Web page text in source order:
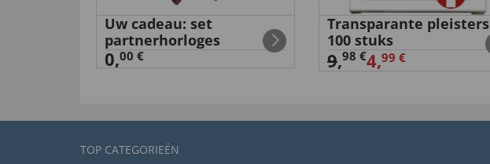
Uw cadeau: set
partnerhorloges
0,00 €
Transparante pleisters
100 stuks
9,98 €4,99 €
TOP CATEGORIEËN